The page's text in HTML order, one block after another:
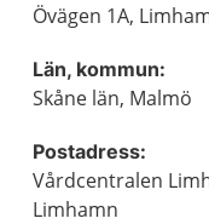
Övägen 1A,
Län, kommun:
Skåne län, Malmö
Postadress:
Vårdcentralen
Limhamn